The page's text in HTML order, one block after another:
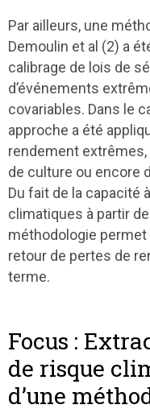
Par ailleurs, une
Demoulin et al (2) a
calibrage de lois de
d’événements
covariables. Dans le
approche a été
rendement
de culture ou encore
Du fait de la capacité
climatiques à partir
méthodologie permet
retour de pertes de
terme.
Focus :
de risque
d’une